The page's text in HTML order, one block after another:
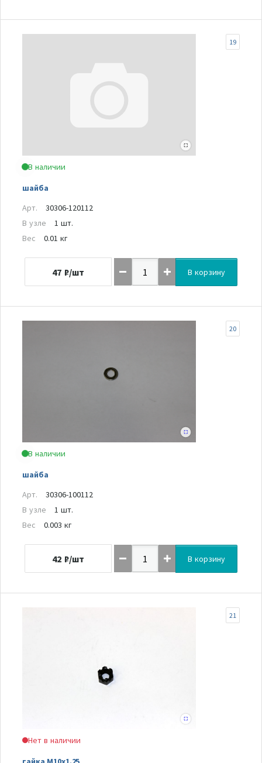
В наличии
шайба
19
Арт.
30306-120112
В узле
1 шт.
Вес
0.01 кг
47 ₽/шт В корзину
В наличии
шайба
20
Арт.
30306-100112
В узле
1 шт.
Вес
0.003 кг
42 ₽/шт В корзину
Нет в наличии
21